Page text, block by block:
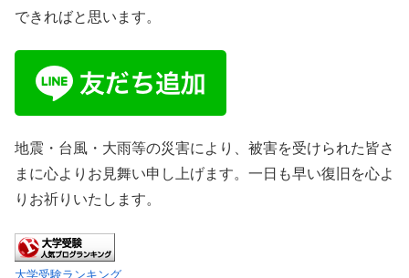
できればと思います。
地震・台風・大雨等の災害により、被害を受けられた皆さ
まに心よりお見舞い申し上げます。一日も早い復旧を心よ
りお祈りいたします。
大学受験ランキング